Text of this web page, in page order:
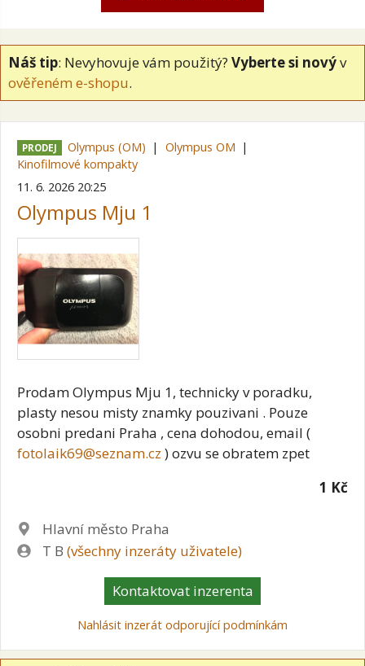
Náš tip: Nevyhovuje vám použitý? Vyberte si novýv
ověřeném e-shopu.
PRODEJ Olympus (OM)
Olympus OM
Kinofilmové kompakty
11. 6. 2026 20:25
Olympus Mju 1
Prodam Olympus Mju 1, technicky v poradku,
plasty nesou misty znamky pouzivani . Pouze
osobni predani Praha , cena dohodou, email (
fotolaik69@seznam.cz ) ozvu se obratem zpet
1 Kč
Lokalita
Hlavní město Praha
Zadavatel
T B (všechny inzeráty uživatele)
Kontaktovat inzerenta
Nahlásit inzerát odporující podmínkám